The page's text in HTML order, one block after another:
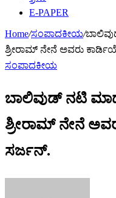
E-PAPER
Home/ಸಂಪಾದಕೀಯ/
ಶ್ರೀರಾಮ್ ನೇನೆ ಅವರು
ಸಂಪಾದಕೀಯ
ಬಾಲಿವುಡ್ ನಟಿ
ಶ್ರೀರಾಮ್ ನೇನೆ
ಸರ್ಜನ್.